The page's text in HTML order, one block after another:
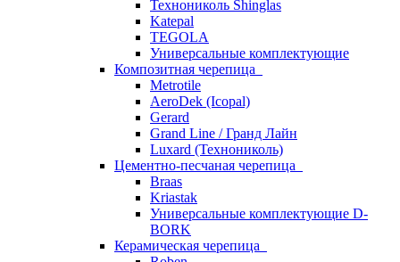
Технониколь Shinglas
Katepal
TEGOLA
Универсальные комплектующие
Композитная черепица
Metrotile
AeroDek (Icopal)
Gerard
Grand Line / Гранд Лайн
Luxard (Технониколь)
Цементно-песчаная черепица
Braas
Kriastak
Универсальные комплектующие D-
BORK
Керамическая черепица